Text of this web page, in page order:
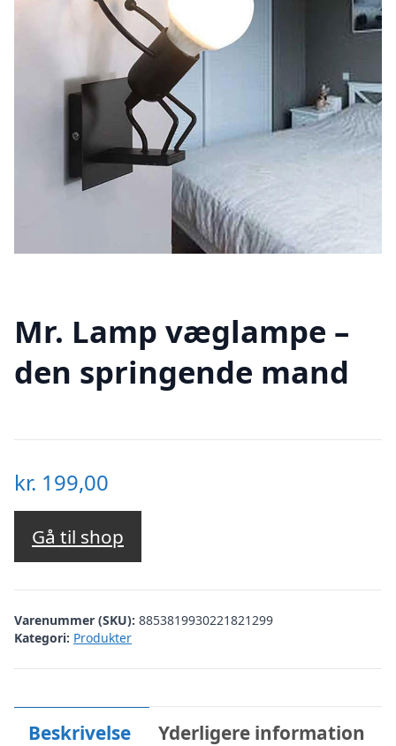
Mr. Lamp væglampe –
den springende mand
kr. 199,00
Gå til shop
Varenummer (SKU): 8853819930221821299
Kategori: Produkter
Beskrivelse Yderligere information